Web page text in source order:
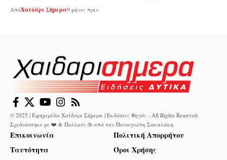
ΑπόΧαϊδάρι Σήμερα9 μήνες πριν
© 2025 | Εφημερίδα Χαϊδάρι Σήμερα | Εκδόσεις Φηγός - All Rights Reserved.
Σχεδιάστηκε με ❤️ & Πολλούς ☕ από τον Παναγιώτη Σακαλάκη.
Επικοινωνία
Ταυτότητα
Πολιτική Απορρήτου
Όροι Χρήσης